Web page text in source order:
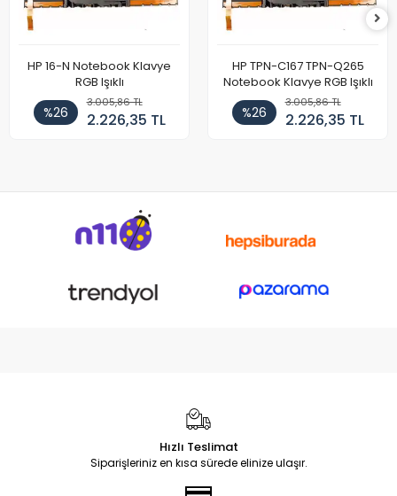
HP 16-N Notebook Klavye
RGB Işıklı
%26
3.005,86 TL
2.226,35 TL
HP TPN-C167 TPN-Q265
Notebook Klavye RGB Işıklı
%26
3.005,86 TL
2.226,35 TL
Hızlı Teslimat
Siparişleriniz en kısa sürede elinize ulaşır.